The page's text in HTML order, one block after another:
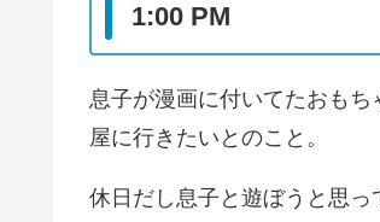
1:00 PM
息子が漫画に付いてたおも
屋に行きたいとのこと。
休日だし息子と遊ぼうと思っ